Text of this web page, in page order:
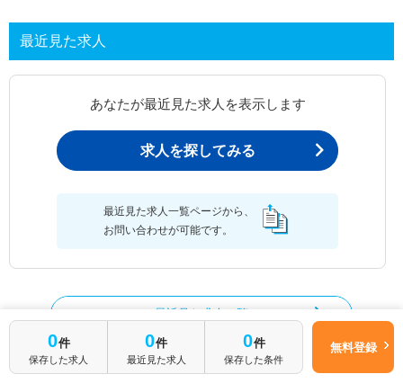
最近見た求人
あなたが最近見た求人を表示します
求人を探してみる
最近見た求人一覧ページから、
お問い合わせが可能です。
最近見た求人一覧
0件
保存した求人
0件
最近見た求人
0件
保存した条件
無料登録